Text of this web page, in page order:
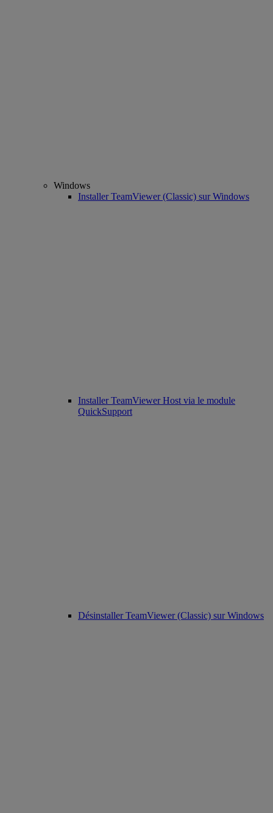
Windows
Installer TeamViewer (Classic) sur Windows
Installer TeamViewer Host via le module
QuickSupport
Désinstaller TeamViewer (Classic) sur Windows